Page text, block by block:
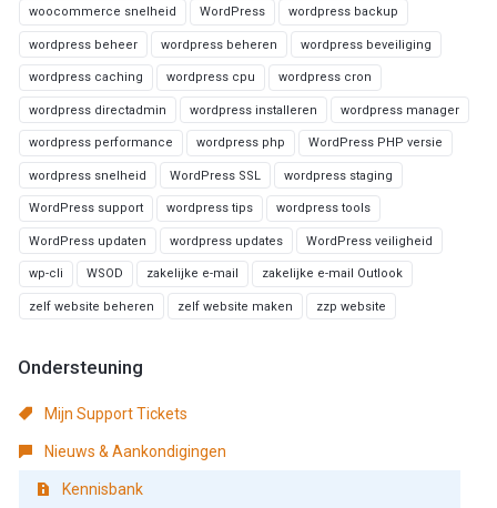
woocommerce snelheid WordPress wordpress backup
wordpress beheer wordpress beheren wordpress beveiliging
wordpress caching wordpress cpu wordpress cron
wordpress directadmin wordpress installeren wordpress manager
wordpress performance wordpress php WordPress PHP versie
wordpress snelheid WordPress SSL wordpress staging
WordPress support wordpress tips wordpress tools
WordPress updaten wordpress updates WordPress veiligheid
wp-cli WSOD zakelijke e-mail zakelijke e-mail Outlook
zelf website beheren zelf website maken zzp website
Ondersteuning
Mijn Support Tickets
Nieuws & Aankondigingen
Kennisbank